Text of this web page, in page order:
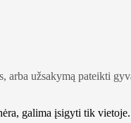
arba užsakymą pateikti
galima įsigyti tik vietoje.